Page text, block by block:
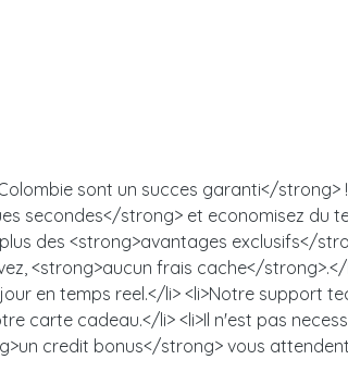
sont un succes garanti</strong>
secondes</strong> et economisez du
des <strong>avantages exclusifs</
<strong>aucun frais cache</strong>.</
en temps reel.</li> <li>Notre support
carte cadeau.</li> <li>Il n'est pas
credit bonus</strong> vous